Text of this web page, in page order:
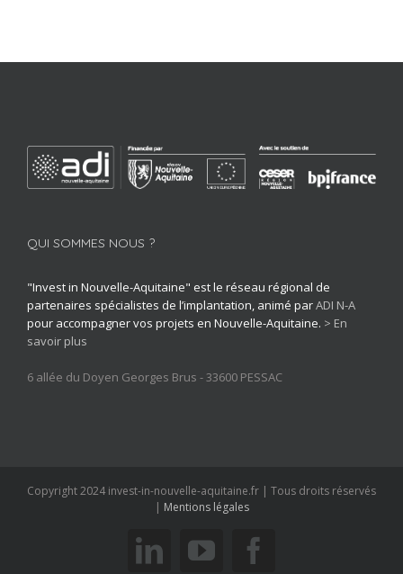
QUI SOMMES NOUS ?
"Invest in Nouvelle-Aquitaine" est le réseau régional de
partenaires spécialistes de l’implantation, animé parADI N-A
pour accompagner vos projets en Nouvelle-Aquitaine. > En
savoir plus
6 allée du Doyen Georges Brus - 33600 PESSAC
Copyright 2024 invest-in-nouvelle-aquitaine.fr | Tous droits réservés
| Mentions légales
linkedinyoutube